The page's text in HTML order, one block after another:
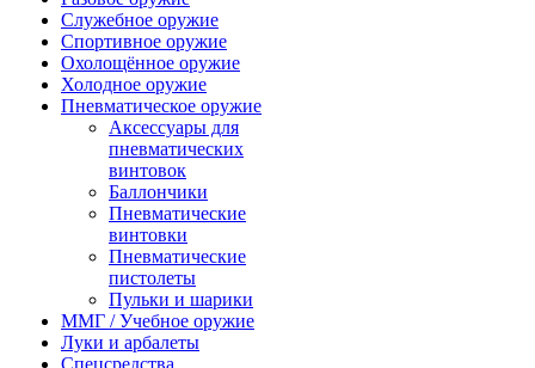
Служебное оружие
Спортивное оружие
Охолощённое оружие
Холодное оружие
Пневматическое оружие
Аксессуары для
пневматических
винтовок
Баллончики
Пневматические
винтовки
Пневматические
пистолеты
Пульки и шарики
ММГ / Учебное оружие
Луки и арбалеты
Спецсредства